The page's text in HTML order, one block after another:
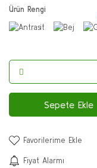
Ürün Rengi
Sepete Ekle
Fiyat Alarmı